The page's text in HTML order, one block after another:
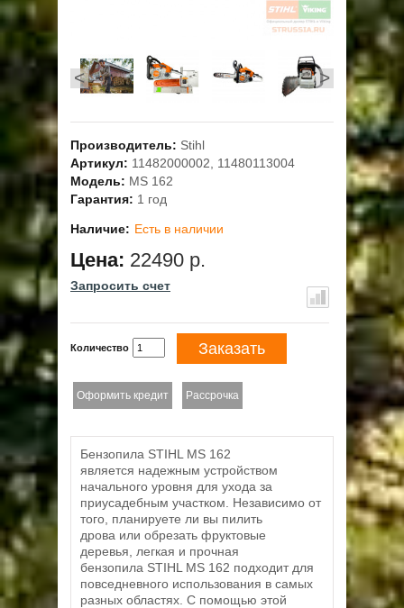
АКЦИИ
< >
Производитель: Stihl
Артикул: 11482000002, 11480113004
Модель: MS 162
Гарантия: 1 год
Наличие: Есть в наличии
Цена: 22490 р.
Запросить счет
Количество Заказать
Оформить кредит Рассрочка
Бензопила STIHL MS 162
является надежным устройством
начального уровня для ухода за
приусадебным участком. Независимо от
того, планируете ли вы пилить
дрова или обрезать фруктовые
деревья, легкая и прочная
бензопила STIHL MS 162 подходит для
повседневного использования в самых
разных областях. С помощью этой